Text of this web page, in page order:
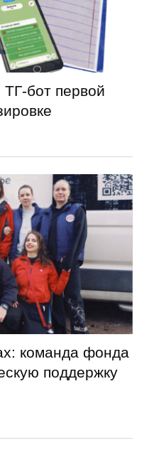
бот первой
команда фонда
поддержку